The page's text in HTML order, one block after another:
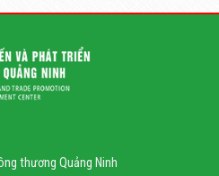
thương Quảng Ninh